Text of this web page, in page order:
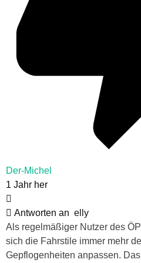
Der-Michel
1 Jahr her
Antworten an elly
Als regelmäßiger Nutzer des
sich die Fahrstile immer mehr
Gepflogenheiten anpassen.